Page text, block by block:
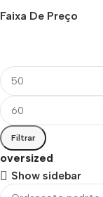
Faixa De Preço
Filtrar
oversized
Show sidebar